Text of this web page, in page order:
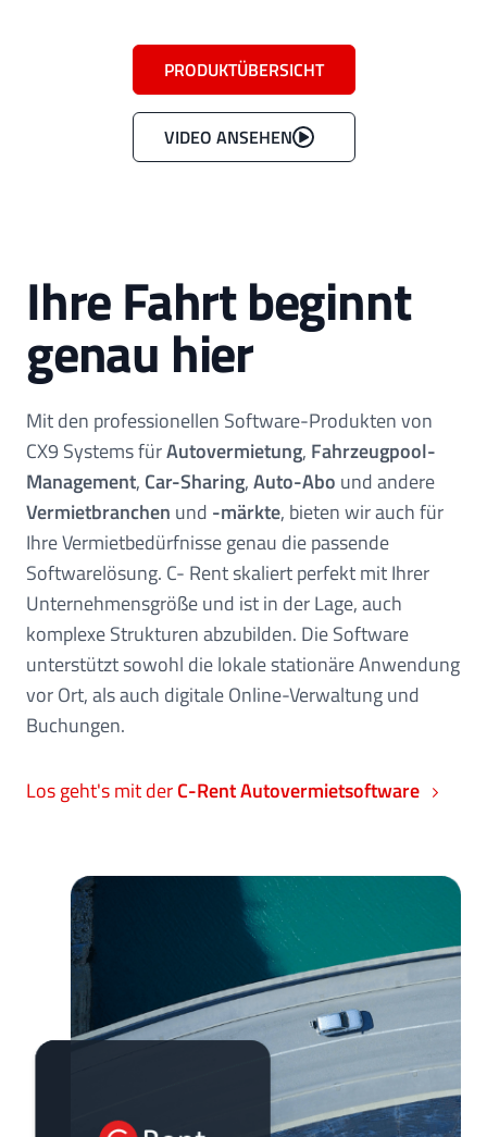
PRODUKTÜBERSICHT
VIDEO ANSEHEN
Ihre Fahrt beginnt
genau hier
Mit den professionellen Software-Produkten von
CX9 Systems fürAutovermietung, Fahrzeugpool-
Management, Car-Sharing,Auto-Abo und andere
Vermietbranchen und -märkte, bieten wir auch für
Ihre Vermietbedürfnisse genau die passende
Softwarelösung. C- Rent skaliert perfekt mit Ihrer
Unternehmensgröße und ist in der Lage, auch
komplexe Strukturen abzubilden. Die Software
unterstützt sowohl die lokale stationäre Anwendung
vor Ort, als auch digitale Online-Verwaltung und
Buchungen.
Los geht's mit derC-Rent Autovermietsoftware